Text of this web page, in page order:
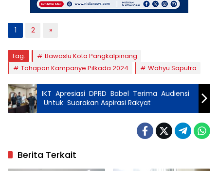
1 2 »
Tag:
Bawaslu Kota Pangkalpinang
Tahapan Kampanye Pilkada 2024
Wahyu Saputra
IKT Apresiasi DPRD Babel Terima Audiensi
Untuk Suarakan Aspirasi Rakyat
Berita Terkait